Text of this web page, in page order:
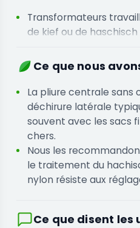
Transformateurs
de kief ou de
standard
Extracteurs visant des
pureté et nécessitant
couture pour leur
hydraulique
Ce que nous
La pliure centrale sans
déchirure latérale
souvent avec les sacs
chers.
Nous les
le traitement du
nylon résiste aux
Ce que disent les